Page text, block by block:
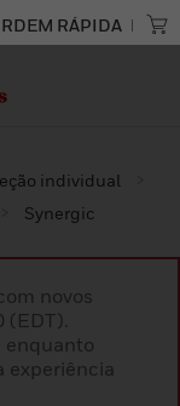
RÁPIDA
individual
Synergic
novos
(EDT).
enquanto
experiência